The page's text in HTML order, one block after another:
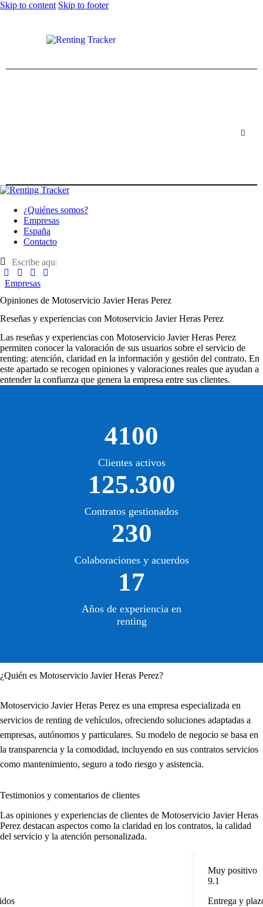
Skip to content Skip to footer
¿Quiénes somos?
Empresas
España
Contacto
Empresas
Opiniones de Motoservicio Javier Heras Perez
Reseñas y experiencias con Motoservicio Javier Heras Perez
Las reseñas y experiencias con Motoservicio Javier Heras Perez
permiten conocer la valoración de sus usuarios sobre el servicio de
renting: atención, claridad en la información y gestión del contrato. En
este apartado se recogen opiniones y valoraciones reales que ayudan a
entender la confianza que genera la empresa entre sus clientes.
4100
Clientes activos
125.300
Contratos gestionados
230
Colaboraciones y acuerdos
17
Años de experiencia en
renting
¿Quién es Motoservicio Javier Heras Perez?
Motoservicio Javier Heras Perez es una empresa especializada en
servicios de renting de vehículos, ofreciendo soluciones adaptadas a
empresas, autónomos y particulares. Su modelo de negocio se basa en
la transparencia y la comodidad, incluyendo en sus contratos servicios
como mantenimiento, seguro a todo riesgo y asistencia.
Testimonios y comentarios de clientes
Las opiniones y experiencias de clientes de Motoservicio Javier Heras
Perez destacan aspectos como la claridad en los contratos, la calidad
del servicio y la atención personalizada.
Muy positivo
9.1
Entrega y